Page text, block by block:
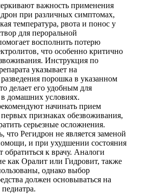
важность применения
при различных симптомах,
температура, рвота и понос у
для пероральной
восполнить потерю
что особенно критично
Инструкция по
указывает на
порошка в указанном
делает его удобным для
в домашних условиях.
начинать прием
признаках обезвоживания,
серьезные осложнения.
Регидрон не является заменой
и при ухудшении состояния
обратиться к врачу. Аналоги
как Оралит или Гидровит, также
однако выбор
должен основываться на